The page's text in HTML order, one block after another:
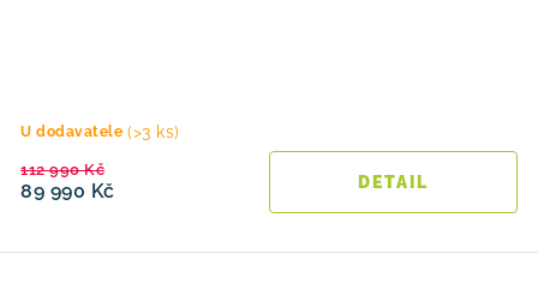
U dodavatele (>3 ks)
89 990 Kč
112 990 Kč